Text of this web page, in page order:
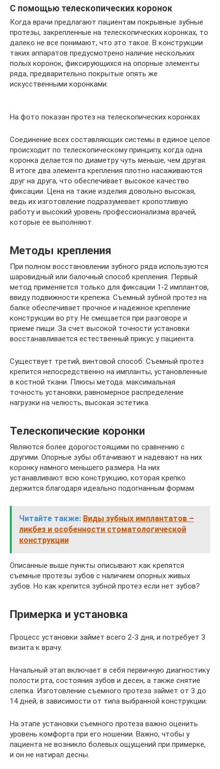
С помощью телескопических коронок
Когда врачи предлагают пациентам покрывные зубные
протезы, закрепленные на телескопических коронках, то
далеко не все понимают, что это такое. В конструкции
таких аппаратов предусмотрено наличие нескольких
полых коронок, фиксирующихся на опорные элементы
ряда, предварительно покрытые опять же
искусственными коронками.
На фото показан протез на телескопических коронках
Соединение всех составляющих системы в единое целое
происходит по телескопическому принципу, когда одна
коронка делается по диаметру чуть меньше, чем другая.
В итоге два элемента крепления плотно насаживаются
друг на друга, что обеспечивает высокое качество
фиксации. Цена на такие изделия довольно высокая,
ведь их изготовление подразумевает кропотливую
работу и высокий уровень профессионализма врачей,
которые ее выполняют.
Методы крепления
При полном восстановлении зубного ряда используются
шаровидный или балочный способ крепления. Первый
метод применяется только для фиксации 1-2 имплантов,
ввиду подвижности крепежа. Съемный зубной протез на
балке обеспечивает прочное и надежное крепление
конструкции во рту. Не смещается при разговоре и
приеме пищи. За счет высокой точности установки
восстанавливается естественный прикус у пациента.
Существует третий, винтовой способ: Съемный протез
крепится непосредственно на импланты, установленные
в костной ткани. Плюсы метода: максимальная
точность установки, равномерное распределение
нагрузки на челюсть, высокая эстетика.
Телескопические коронки
Являются более дорогостоящими по сравнению с
другими. Опорные зубы обтачивают и надевают на них
коронку намного меньшего размера. На них
устанавливают всю конструкцию, которая крепко
держится благодаря идеально подогнанным формам.
Читайте также: Виды зубных имплантатов –
ликбез и особенности стоматологической
конструкции
Описанные выше пункты описывают как крепятся
съемные протезы зубов с наличием опорных живых
зубов. Но как крепится зубной протез если нет зубов?
Примерка и установка
Процесс установки займет всего 2-3 дня, и потребует 3
визита к врачу.
Начальный этап включает в себя первичную диагностику
полости рта, состояния зубов и десен, а также снятие
слепка. Изготовление съемного протеза займет от 3 до
14 дней, в зависимости от типа выбранной конструкции.
На этапе установки съемного протеза важно оценить
уровень комфорта при его ношении. Важно, чтобы у
пациента не возникло болевых ощущений при примерке,
и он не натирал десны.